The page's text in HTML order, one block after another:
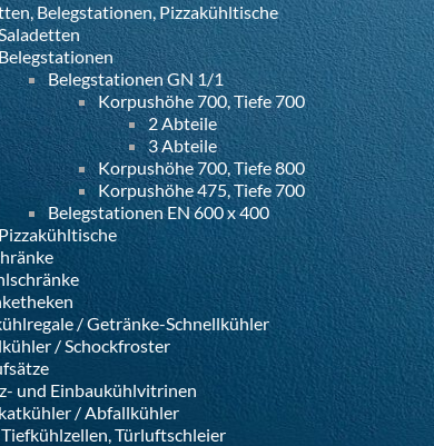
Belegstationen, Pizzakühltische
Belegstationen GN 1/1
Korpushöhe 700, Tiefe 700
2 Abteile
3 Abteile
Korpushöhe 700, Tiefe 800
Korpushöhe 475, Tiefe 700
Belegstationen EN 600 x 400
Pizzakühltische
/ Getränke-Schnellkühler
/ Schockfroster
und Einbaukühlvitrinen
/ Abfallkühler
Türluftschleier